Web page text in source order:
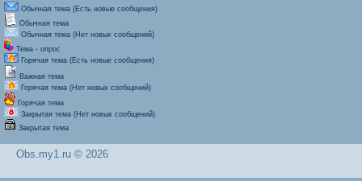
Обычная тема (Есть новые сообщения)
Обычная тема
Обычная тема (Нет новых сообщений)
Тема - опрос
Горячая тема (Есть новые сообщения)
Важная тема
Горячая тема (Нет новых сообщений)
Горячая тема
Закрытая тема (Нет новых сообщений)
Закрытая тема
Obs.my1.ru © 2026